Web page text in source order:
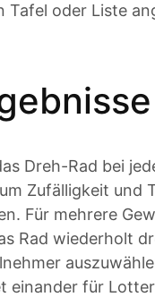
Tafel oder Liste
Dreh-Rad bei
Zufälligkeit und
Für mehrere
Rad wiederholt
einander für